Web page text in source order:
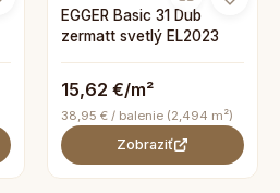
EGGER Basic 31 Dub
zermatt svetlý EL2023
15,62 €/m²
38,95 € / balenie (2,494 m²)
Zobraziť